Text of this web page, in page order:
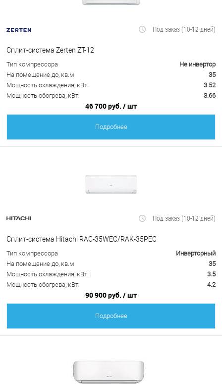
Под заказ (10-12 дней)
Сплит-система Zerten ZT-12
Тип компрессора
Не инвертор
На помещение до, кв.м
35
Мощность охлаждения, кВт:
3.52
Мощность обогрева, кВт:
3.66
46 700 руб. / шт
Подробнее
Под заказ (10-12 дней)
Сплит-система Hitachi RAC-35WEC/RAK-35PEC
Тип компрессора
Инверторный
На помещение до, кв.м
35
Мощность охлаждения, кВт:
3.5
Мощность обогрева, кВт:
4.2
90 900 руб. / шт
Подробнее